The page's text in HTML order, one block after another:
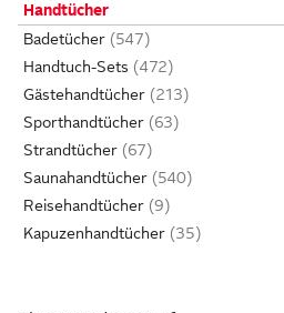
Handtücher
Badetücher
Handtuch-Sets
Gästehandtücher
Sporthandtücher
Strandtücher
Saunahandtücher
Reisehandtücher
Kapuzenhandtücher